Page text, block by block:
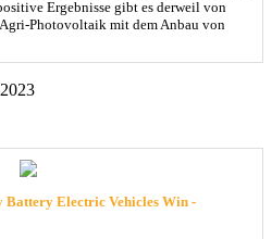
Ergebnisse gibt es derweil von
Photovoltaik mit dem Anbau von
Battery Electric Vehicles Win -